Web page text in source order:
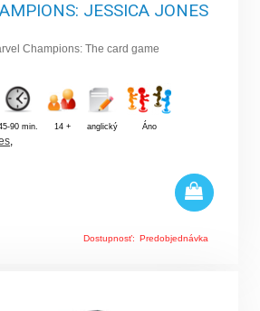
JESSICA JONES
Champions: The card game
90 min. 14 + anglický Áno
,
Dostupnosť: Predobjednávka